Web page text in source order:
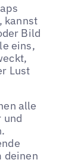
kannst
Bild
eins,
Lust
alle
und
deinen